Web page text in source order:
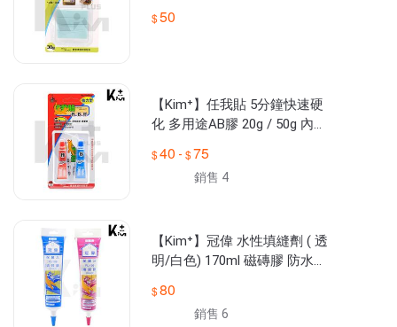
50
【Kim⁺】任我貼 5分鐘快速硬
化 多用途AB膠 20g / 50g 內附
劑40 - 75
銷售 4
【Kim⁺】冠偉 水性填縫劑 ( 透
明/白色) 170ml 磁磚膠 防水
80
銷售 6